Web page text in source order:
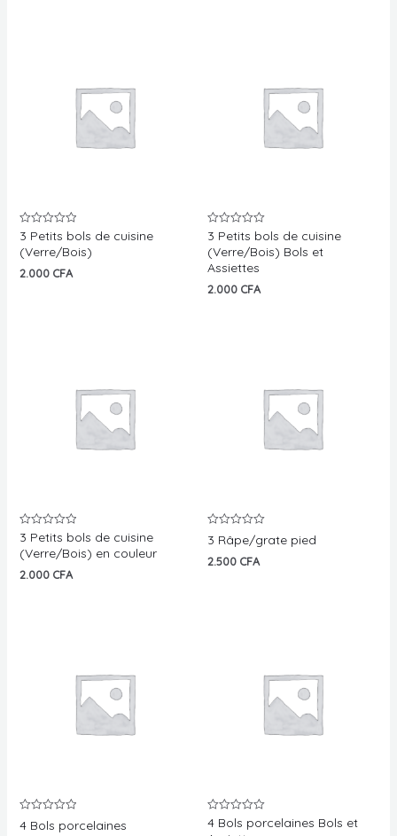
Note
0
sur
3 Petits bols de cuisine
(Verre/Bois)
2.000 CFA
Note
0
sur
5
3 Petits bols de cuisine
(Verre/Bois) Bols et
Assiettes
2.000 CFA
Note
0
sur
3 Petits bols de cuisine
(Verre/Bois) en couleur
2.000 CFA
Note
0
sur
5
3 Râpe/grate pied
2.500 CFA
Note
0
4 Bols porcelaines
Note
0
4 Bols porcelaines Bols et